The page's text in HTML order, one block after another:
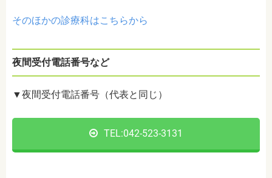
そのほかの診療科はこちらから
夜間受付電話番号など
▼夜間受付電話番号（代表と同じ）
TEL:042-523-3131